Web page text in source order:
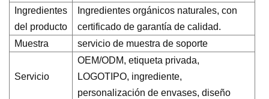
Ingredientes
del producto
Ingredientes orgánicos naturales, con
certificado de garantía de calidad.
Muestra
servicio de muestra de soporte
Servicio
OEM/ODM, etiqueta privada,
LOGOTIPO, ingrediente,
personalización de envases, diseño